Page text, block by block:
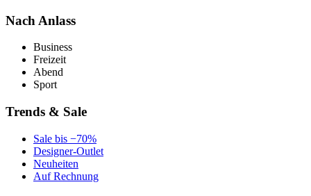
Nach Anlass
Business
Freizeit
Abend
Sport
Trends & Sale
Sale bis −70%
Designer-Outlet
Neuheiten
Auf Rechnung